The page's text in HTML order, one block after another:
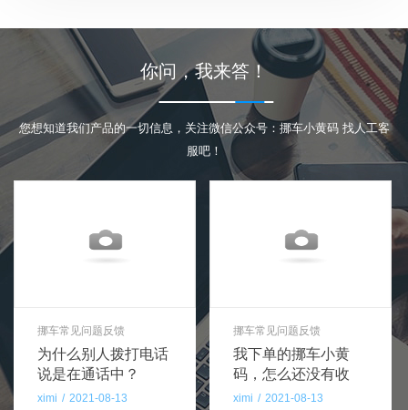
你问，我来答！
您想知道我们产品的一切信息，关注微信公众号：挪车小黄码 找人工客
服吧！
挪车常见问题反馈
为什么别人拨打电话
说是在通话中？
ximi / 2021-08-13
挪车常见问题反馈
我下单的挪车小黄
码，怎么还没有收
到？
ximi / 2021-08-13